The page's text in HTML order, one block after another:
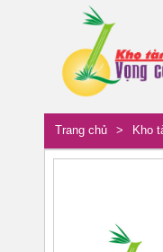
Trang chủ > Kho